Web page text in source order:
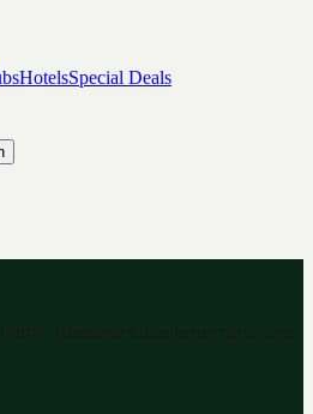
HotelsSpecial Deals